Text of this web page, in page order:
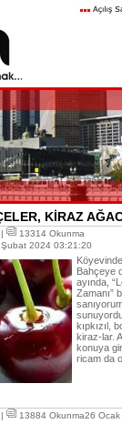
KİRAZ
|
13314 Okunma
2024 03:21:20
Bahçeye
ayında,
Zamanı”
kıpkızıl,
kiraz-lar.
konuya
ricam da
| 13884 Okunma26